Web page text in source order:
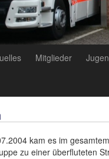
Mitglieder
kam es im
zu einer überfluteten